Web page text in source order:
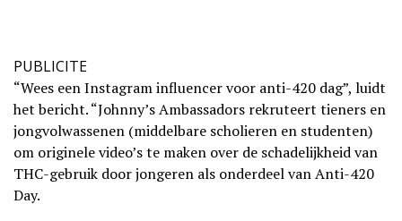
PUBLICITE
“Wees een Instagram influencer voor anti-420 dag”, luidt
het bericht. “Johnny’s Ambassadors rekruteert tieners en
jongvolwassenen (middelbare scholieren en studenten)
om originele video’s te maken over de schadelijkheid van
THC-gebruik door jongeren als onderdeel van Anti-420
Day.